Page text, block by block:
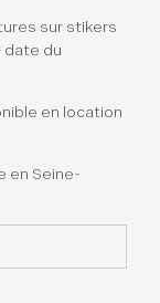
sur stikers
date du
en location
en Seine-